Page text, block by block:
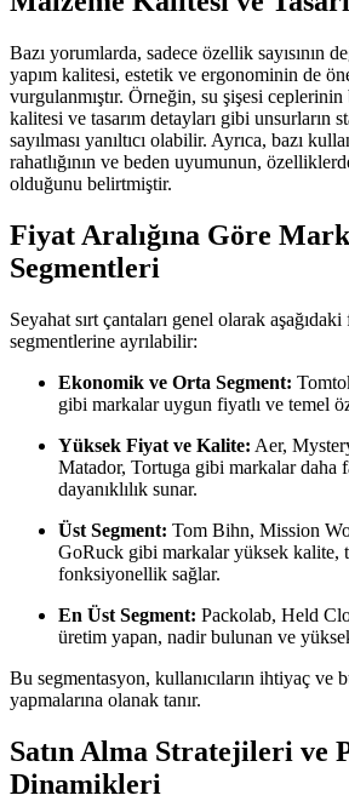
Bazı yorumlarda, sadece özellik sayısının
yapım kalitesi, estetik ve ergonominin de
vurgulanmıştır. Örneğin, su şişesi
kalitesi ve tasarım detayları gibi unsurların
sayılması yanıltıcı olabilir. Ayrıca, bazı
rahatlığının ve beden uyumunun,
olduğunu belirtmiştir.
Fiyat Aralığına Göre
Segmentleri
Seyahat sırt çantaları genel olarak
segmentlerine ayrılabilir:
Ekonomik ve Orta Segment:
gibi markalar uygun fiyatlı ve temel
Yüksek Fiyat ve Kalite: Aer,
Matador, Tortuga gibi markalar daha
dayanıklılık sunar.
Üst Segment: Tom Bihn, Mission
GoRuck gibi markalar yüksek kalite,
fonksiyonellik sağlar.
En Üst Segment: Packolab, Held
üretim yapan, nadir bulunan ve
Bu segmentasyon, kullanıcıların ihtiyaç ve
yapmalarına olanak tanır.
Satın Alma Stratejileri ve
Dinamikleri